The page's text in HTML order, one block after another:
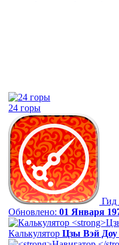
24 горы
Обновлено: 01 Января
Калькулятор Цзы Вэй